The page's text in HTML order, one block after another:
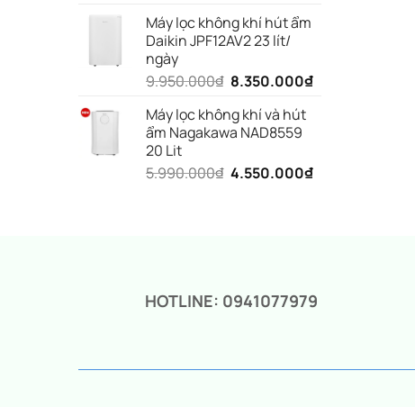
là:
7.990.000₫.
tại
Máy lọc không khí hút ẩm
Daikin JPF12AV2 23 lít/
ngày
9.950.000₫ Giá
là:
9.950.000₫.
8.350.000₫Giá
Máy lọc không khí và hút
ẩm Nagakawa NAD8559
20 Lit
5.990.000₫ Giá
4.550.000₫Giá
HOTLINE: 0941077979